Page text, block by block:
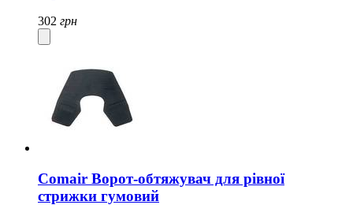
302 грн
Comair Ворот-обтяжувач для рівної
стрижки гумовий